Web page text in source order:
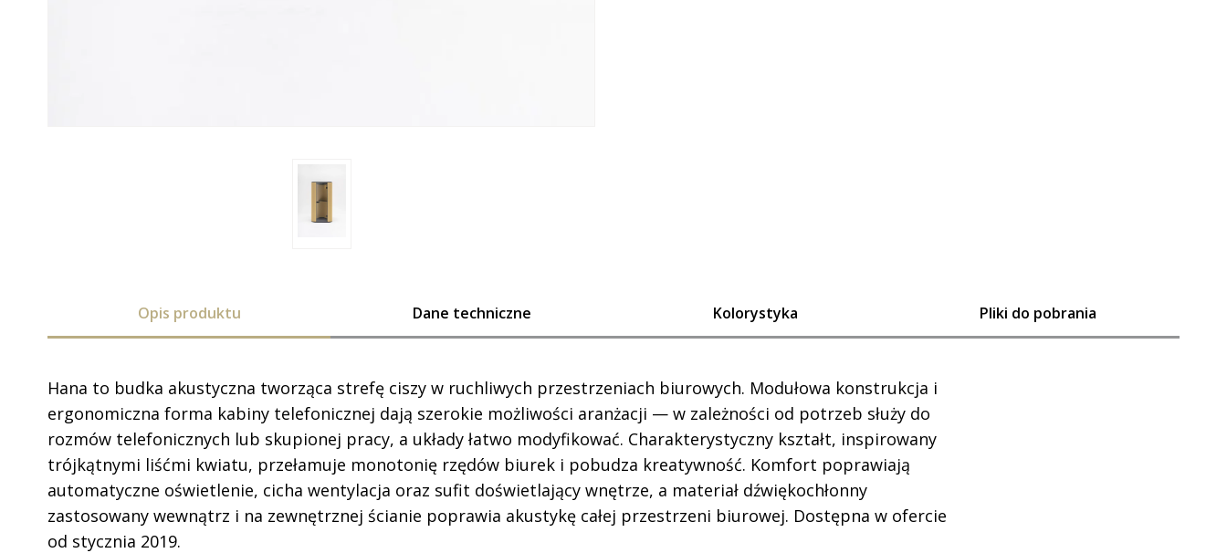
Opis produktu Dane techniczne Kolorystyka Pliki do pobrania
Hana to budka akustyczna tworząca strefę ciszy w ruchliwych przestrzeniach biurowych. Modułowa konstrukcja i
ergonomiczna forma kabiny telefonicznej dają szerokie możliwości aranżacji — w zależności od potrzeb służy do
rozmów telefonicznych lub skupionej pracy, a układy łatwo modyfikować. Charakterystyczny kształt, inspirowany
trójkątnymi liśćmi kwiatu, przełamuje monotonię rzędów biurek i pobudza kreatywność. Komfort poprawiają
automatyczne oświetlenie, cicha wentylacja oraz sufit doświetlający wnętrze, a materiał dźwiękochłonny
zastosowany wewnątrz i na zewnętrznej ścianie poprawia akustykę całej przestrzeni biurowej. Dostępna w ofercie
od stycznia 2019.